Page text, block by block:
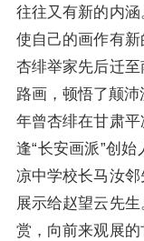
往往又有新的内
使自己的画作有
杏绯举家先后迁
路画，顿悟了颠
年曾杏绯在甘肃
逢“长安画派”创
凉中学校长马汝
展示给赵望云先
赏，向前来观展